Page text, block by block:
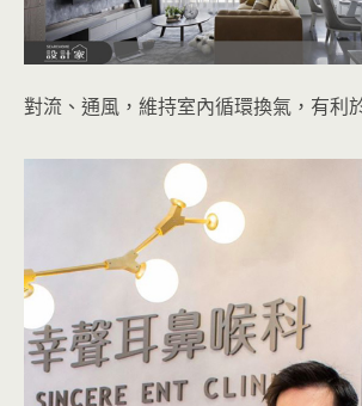
對流、通風，維持室內循環換氣，有利